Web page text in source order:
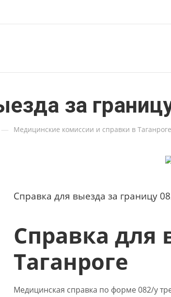
за
— Медицинские комиссии и справки в Таганроге
Справка для выезда за границу
Справка для
Таганроге
Медицинская справка по форме 082/у